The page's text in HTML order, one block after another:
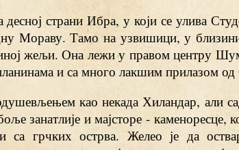
десној страни Ибра, у који се улива
Мораву. Тамо на узвишици, у
жељи. Она лежи у правом центру
и са много лакшим прилазом од
као некада Хиландар, али
занатлије и мајсторе - каменоресце,
са грчких острва. Желео је да